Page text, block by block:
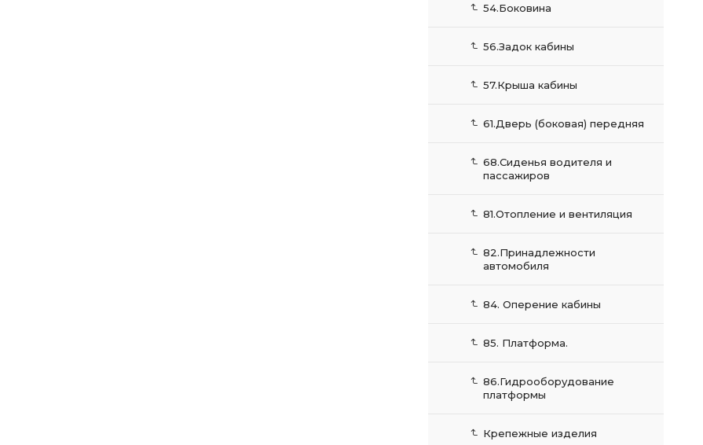
54.Боковина
56.Задок кабины
57.Крыша кабины
61.Дверь (боковая) передняя
68.Сиденья водителя и
пассажиров
81.Отопление и вентиляция
82.Принадлежности
автомобиля
84. Оперение кабины
85. Платформа.
86.Гидрооборудование
платформы
Крепежные изделия